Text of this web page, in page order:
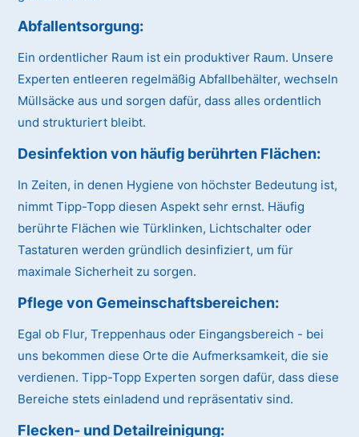
Abfallentsorgung:
Ein ordentlicher Raum ist ein produktiver Raum. Unsere
Experten entleeren regelmäßig Abfallbehälter, wechseln
Müllsäcke aus und sorgen dafür, dass alles ordentlich
und strukturiert bleibt.
Desinfektion von häufig berührten Flächen:
In Zeiten, in denen Hygiene von höchster Bedeutung ist,
nimmt Tipp-Topp diesen Aspekt sehr ernst. Häufig
berührte Flächen wie Türklinken, Lichtschalter oder
Tastaturen werden gründlich desinfiziert, um für
maximale Sicherheit zu sorgen.
Pflege von Gemeinschaftsbereichen:
Egal ob Flur, Treppenhaus oder Eingangsbereich - bei
uns bekommen diese Orte die Aufmerksamkeit, die sie
verdienen. Tipp-Topp Experten sorgen dafür, dass diese
Bereiche stets einladend und repräsentativ sind.
Flecken- und Detailreinigung: